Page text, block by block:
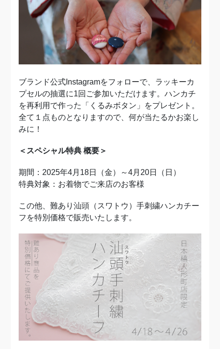
ブランド公式Instagramをフォローで、 ラッキーカ
プセルの抽選に1回ご参加いただけます。ハンカチ
を再利用で作った「くるみボタン」をプレゼント。
全て１点ものとなりますので、何が当たるかお楽し
みに！
＜スペシャル特典 概要＞
期間：2025年4月18日（金）～4月20日（日）
特典対象： お着物でご来店のお客様
この他、難あり汕頭（スワトウ）手刺繍ハンカチー
フを特別価格で販売いたします。